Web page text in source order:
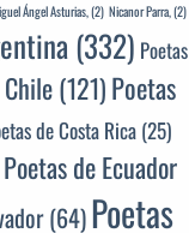
Ángel Asturias,(2) Nicanor Parra,(2)
(332) Poetas
(121)Poetas
de Costa Rica(25)
Poetas de Ecuador
(64)Poetas